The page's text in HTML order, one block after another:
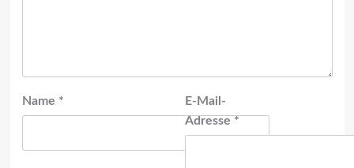
Name *
E-Mail-
Adresse *